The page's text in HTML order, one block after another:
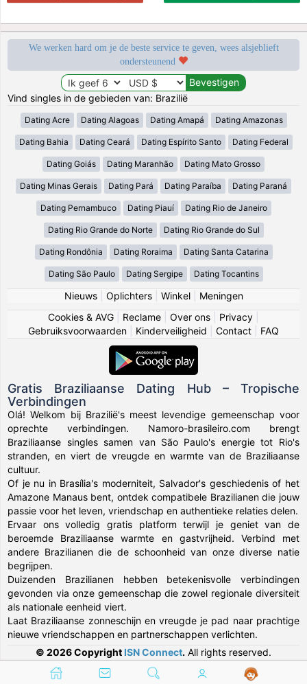
We werken hard om je de beste service te geven, wees alsjeblieft
ondersteunend
Vind singles in de gebieden van: Brazilië
Dating Acre Dating Alagoas Dating Amapá Dating Amazonas
Dating Bahia Dating Ceará Dating Espírito Santo Dating Federal
Dating Goiás Dating Maranhão Dating Mato Grosso
Dating Minas Gerais Dating Pará Dating Paraíba Dating Paraná
Dating Pernambuco Dating Piauí Dating Rio de Janeiro
Dating Rio Grande do Norte Dating Rio Grande do Sul
Dating Rondônia Dating Roraima Dating Santa Catarina
Dating São Paulo Dating Sergipe Dating Tocantins
Nieuws| Oplichters| Winkel| Meningen
Cookies & AVG
Reclame Over ons Privacy
Gebruiksvoorwaarden
Kinderveiligheid Contact FAQ
Gratis Braziliaanse Dating Hub – Tropische
Verbindingen
Olá! Welkom bij Brazilië's meest levendige gemeenschap voor
oprechte verbindingen. Namoro-brasileiro.com brengt
Braziliaanse singles samen van São Paulo's energie tot Rio's
stranden, en viert de vreugde en warmte van de Braziliaanse
cultuur.
Of je nu in Brasília's moderniteit, Salvador's geschiedenis of het
Amazone Manaus bent, ontdek compatibele Brazilianen die jouw
passie voor het leven, vriendschap en authentieke relaties delen.
Ervaar ons volledig gratis platform terwijl je geniet van de
beroemde Braziliaanse warmte en gastvrijheid. Verbind met
andere Brazilianen die de schoonheid van onze diverse natie
begrijpen.
Duizenden Brazilianen hebben betekenisvolle verbindingen
gevonden via onze gemeenschap die zowel regionale diversiteit
als nationale eenheid viert.
Laat Braziliaanse zonneschijn en vreugde je pad naar prachtige
nieuwe vriendschappen en partnerschappen verlichten.
© 2026 Copyright ISN Connect. All rights reserved.